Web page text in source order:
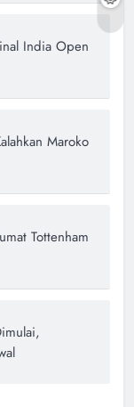
India Open
Maroko
Tottenham